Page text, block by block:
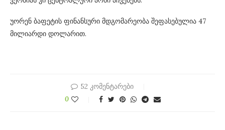
უორენ ბაფეტის ფინანსური მდგომარეობა შეფასებულია 47
მილიარდი დოლარით.
52 კომენტარები
0